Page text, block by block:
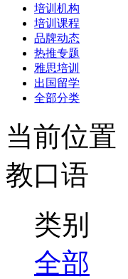
培训机构
培训课程
品牌动态
热推专题
雅思培训
出国留学
全部分类
当前位置
教口语
类别
全部